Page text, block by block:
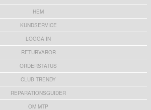
HEM
KUNDSERVICE
LOGGA IN
RETURVAROR
ORDERSTATUS
CLUB TRENDY
REPARATIONSGUIDER
OM MTP